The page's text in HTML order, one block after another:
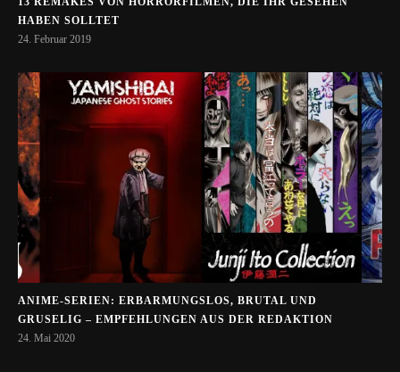
HABEN SOLLTET
24. Februar 2019
ANIME-SERIEN: ERBARMUNGSLOS, BRUTAL UND
GRUSELIG – EMPFEHLUNGEN AUS DER REDAKTION
24. Mai 2020